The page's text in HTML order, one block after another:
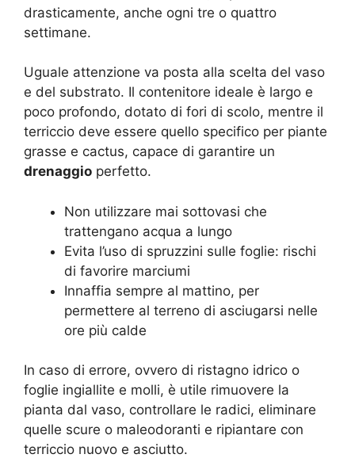
drasticamente, anche ogni tre o quattro
settimane.
Uguale attenzione va posta alla scelta del vaso
e del substrato. Il contenitore ideale è largo e
poco profondo, dotato di fori di scolo, mentre il
terriccio deve essere quello specifico per piante
grasse e cactus, capace di garantire un
drenaggio perfetto.
Non utilizzare mai sottovasi che
trattengano acqua a lungo
Evita l’uso di spruzzini sulle foglie: rischi
di favorire marciumi
Innaffia sempre al mattino, per
permettere al terreno di asciugarsi nelle
ore più calde
In caso di errore, ovvero di ristagno idrico o
foglie ingiallite e molli, è utile rimuovere la
pianta dal vaso, controllare le radici, eliminare
quelle scure o maleodoranti e ripiantare con
terriccio nuovo e asciutto.